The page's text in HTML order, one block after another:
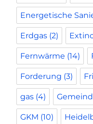
Energetische
Erdgas (2)
Fernwärme (14)
Forderung (3)
gas (4)
GKM (10)